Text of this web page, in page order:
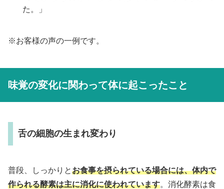
た。」
※お客様の声の一例です。
味覚の変化に関わって体に起こったこと
舌の細胞の生まれ変わり
普段、しっかりとお食事を摂られている場合には、体内で
作られる酵素は主に消化に使われています。消化酵素は食